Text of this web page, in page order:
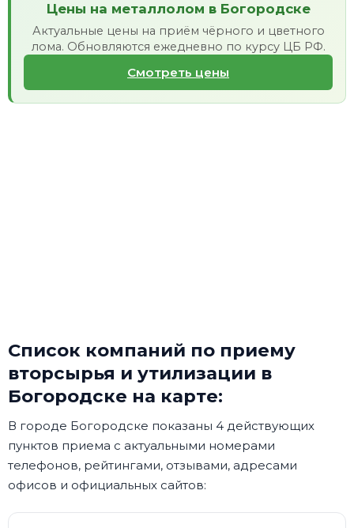
Цены на металлолом в Богородске
Актуальные цены на приём чёрного и цветного
лома. Обновляются ежедневно по курсу ЦБ РФ.
Смотреть цены
Список компаний по приему
вторсырья и утилизации в
Богородске на карте:
В городе Богородске показаны 4 действующих
пунктов приема с актуальными номерами
телефонов, рейтингами, отзывами, адресами
офисов и официальных сайтов: